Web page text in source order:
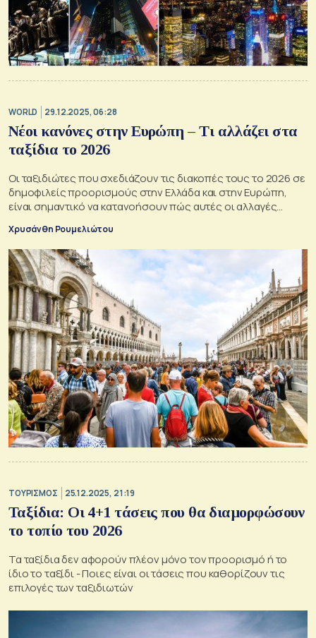
WORLD 29.12.2025, 06:28
Νέοι κανόνες στην Ευρώπη – Τι αλλάζει στα
ταξίδια το 2026
Οι ταξιδιώτες που σχεδιάζουν τις διακοπές τους το 2026 σε
δημοφιλείς προορισμούς στην Ελλάδα και στην Ευρώπη,
είναι σημαντικό να κατανοήσουν πώς αυτές οι αλλαγές
Χρυσάνθη Ρουμελιώτου
ΤΟΥΡΙΣΜΟΣ 25.12.2025, 21:19
Ταξίδια: Οι 4+1 τάσεις που θα διαμορφώσουν
το τοπίο του 2026
Τα ταξίδια δεν αφορούν πλέον μόνο τον προορισμό ή το
ίδιο το ταξίδι - Ποιες είναι οι τάσεις που καθορίζουν τις
επιλογές των ταξιδιωτών